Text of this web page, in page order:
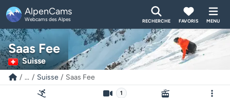
AlpenCams
Webcams des Alpes RECHERCHE FAVORIS MENU
Saas Fee
Suisse
... Suisse Saas Fee
1